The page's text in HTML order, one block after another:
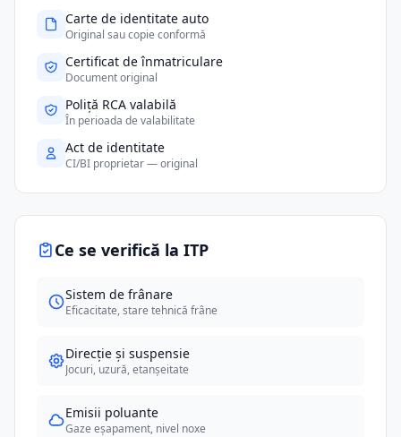
Carte de identitate auto
Original sau copie conformă
Certificat de înmatriculare
Document original
Poliță RCA valabilă
În perioada de valabilitate
Act de identitate
CI/BI proprietar — original
Ce se verifică la ITP
Sistem de frânare
Eficacitate, stare tehnică frâne
Direcție și suspensie
Jocuri, uzură, etanșeitate
Emisii poluante
Gaze eșapament, nivel noxe